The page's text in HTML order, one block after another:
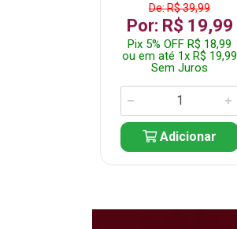
De: R$ 39,99
Por: R$ 19,99
Pix 5% OFF R$ 18,99
ou em até 1x R$ 19,99
Sem Juros
Adicionar